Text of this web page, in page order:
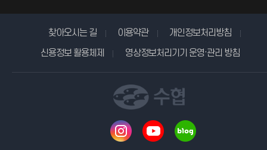
찾아오시는 길 이용약관
개인정보처리방침
신용정보 활용체제
영상정보처리기기 운영·관리 방침